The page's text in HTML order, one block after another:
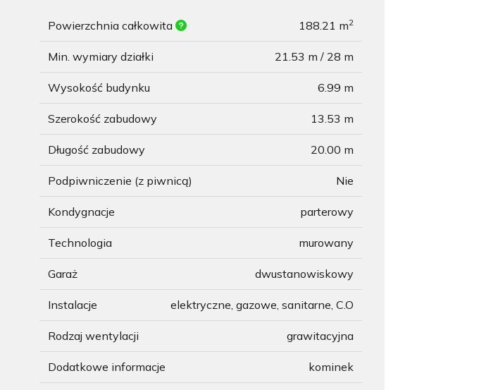
Powierzchnia całkowita 188.21 m2
Min. wymiary działki 21.53 m / 28 m
Wysokość budynku 6.99 m
Szerokość zabudowy 13.53 m
Długość zabudowy 20.00 m
Podpiwniczenie (z piwnicą) Nie
Kondygnacje parterowy
Technologia murowany
Garaż dwustanowiskowy
Instalacje elektryczne, gazowe, sanitarne, C.O
Rodzaj wentylacji grawitacyjna
Dodatkowe informacje kominek